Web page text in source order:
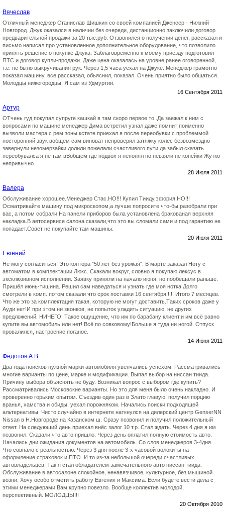
Вячеслав
Отличный менеджер Станислав Шишкин со своей компанией Дженсер - Нижний
Новгород. Джук оказался в наличии без очереди, дистанционно заключили договор
предварительной продажи за 20 тыс.руб. Отзвонился о получении денег, рассказал и
письмо написал про установленное дополнительное оборудование, что позволило
принять решение о покупке Джука. Заблаговременно к моему приезду подготовил
ПТС и договор купли-продажи. Даже цена оказалась на уровне ранее оговоренной,
т.е. не было выкручивания рук. Через 1,5 часа уехал на Джуке. Менеджер грамотно
показал машину, все рассказал, обьяснил, показал. Очень приятно было общаться.
Молодцы нижегородцы. Я сам из Удмуртии.
16 Сентября 2011
Артур
ОТчень гуд покупал супруге кашкай в там скоро первое то .Да заежал к ним с
вопросами по машине менеджер Дима встретил узнал даже помнит поименно
вызволи мастера с рем зоны кстате приехал я после переобувки с проблеммой
посторонний звук вобщем сам виноват непроверил затяжку колес безвозмездно
завернули незомерзайки долили пожелали счастливого пути да забыл сказать
переобувалса я не там вВобщем где подвох я непонял но невзяли не копейки Жутко
непривычно
28 Июля 2011
Валера
Обслуживание хорошее.Менеджер Стас.НО!!! Купил Тииду,эфория.НО!!!
Осматривайте машину под микроскопом,а лучше попросите что-бы разобрали при
вас, а потом собрали.На панели приборов была установлена бракованая верхняя
накладка.В автосервисе салона сказали,что это вы сломали сами и под гарантию не
попадает.Совет не покупайте там машины.
20 Июля 2011
Евгений
Не могу согласиться! Это контора "50 лет без урожая". В марте заказал Ноту с
автоматом в комплектации Люкс. Скакали вокруг, словно я покупаю лексус в
эксклюзивном исполнении. Заявку приняли на начало июня, но пообещали раньше.
Пришёл июнь-тишина. Решил сам наведаться и узнать где моя нотка.Долго
смотрели в комп. потом сказали что срок поставки 16 сентября!!!!! Итого 7 месяцев.
Что же это за комплектация такая, которую не могут доставить.Таких сроков даже у
Ауди нет!И при этом ни звонков, не попыток уладить ситуацию, не других
предложений. НИЧЕГО! Такое ощущение, что им по барабану клиент,и им всё равно
купите вы автомобиль или нет! Всё по совковому!Больше я туда ни ногой. Отпуск
провалился, настроение поганое.
14 Июня 2011
Федотов А.В.
Два года поисков нужной марки автомобиля увенчались успехом. Рассматривались
многие варианты по цене, марке и модификации. Выпал выбор на ниссан тиида.
Причину выбора объяснять не буду. Возникал вопрос с выбором где купить?
Рассматривались Московские варианты. Но это для меня было очень накладно. И
проверенно горьким опытом. Съездив один раз в Злато главую, получил порцию
вранья, хамства и обиды, уехал порожняком. Начались поиски подходящей
альтернативы. Чисто случайно в интернете наткнулся на дилерский центр GenserNN
Nissan в Н.Новгороде на Казанском ш. Сразу позвонил и получил положительный
ответ. На следующий день приехал внёс залог 10 т.р. Стал ждать. Через 4 дня я им
позвонил. Сказали что авто пришло. Через день оплатил полную стоимость авто.
Начались дни ожидания документов на автомобиль. Со слов менеджеров 3-4дня.
Что совпало с реальностью. Через 3 дня после 3-х часовой волокиты на
оформление страховок и ПТО. И то из-за небольшой очереди счастливых
автовладельцев. Так я стал обладателем замечательного авто ниссан тиида.
Обслуживание в автосалоне спокойное, ненавязчивое, культурное, без мышиной
возни. Хочу особо отметить работу Евгения и Максима. Если будете вести дела с
этими менеджерами Вам крупно повезло. Вообще коллектив молодой,
перспективный. МОЛОДЦЫ!!!
20 Октября 2010